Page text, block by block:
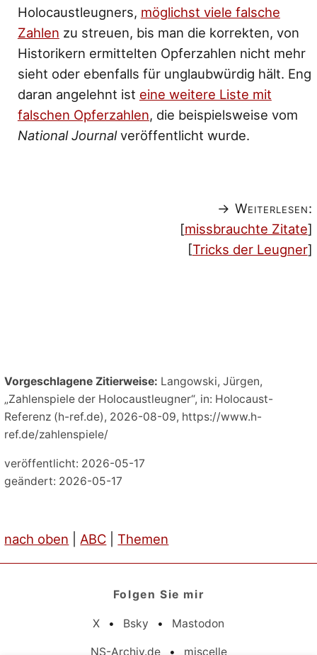
Holocaustleugners, möglichst viele falsche
Zahlen zu streuen, bis man die korrekten, von
Historikern ermittelten Opferzahlen nicht mehr
sieht oder ebenfalls für unglaubwürdig hält. Eng
daran angelehnt ist eine weitere Liste mit
falschen Opferzahlen, die beispielsweise vom
National Journalveröffentlicht wurde.
→ Weiterlesen:
[missbrauchte Zitate]
[Tricks der Leugner]
Vorgeschlagene Zitierweise: Langowski, Jürgen,
„Zahlenspiele der Holocaustleugner“, in: Holocaust-
Referenz (h-ref.de), 2026-08-09, https://www.h-
ref.de/zahlenspiele/
veröffentlicht: 2026-05-17
geändert: 2026-05-17
nach oben ABC |Themen
Folgen Sie mir
X • Bsky • Mastodon
NS-Archiv.de • miscelle